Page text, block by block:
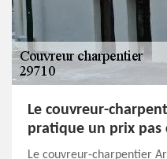
Le couvreur-
pratique un prix pas
Le couvreur-charpentier